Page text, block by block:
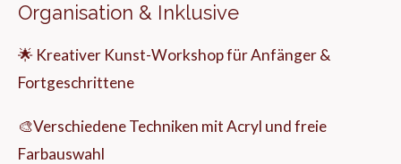
Organisation & Inklusive
🌟 Kreativer Kunst-Workshop für Anfänger &
Fortgeschrittene
🎨Verschiedene Techniken mit Acryl und freie
Farbauswahl